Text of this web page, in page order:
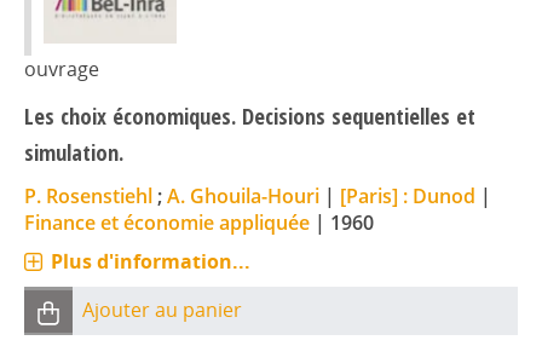
ouvrage
Les choix économiques. Decisions sequentielles et
simulation.
P. Rosenstiehl ;A. Ghouila-Houri | [Paris] : Dunod |
Finance et économie appliquée | 1960
Plus d'information...
Ajouter au panier